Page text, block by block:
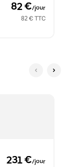
82 €/jour
82 € TTC
231 €/jour